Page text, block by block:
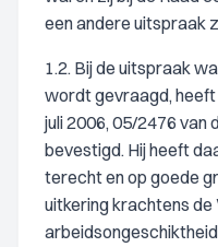
een andere uitspraak
1.2. Bij de uitspraak
wordt gevraagd, heeft
juli 2006, 05/2476
bevestigd. Hij heeft
terecht en op goede
uitkering krachtens de